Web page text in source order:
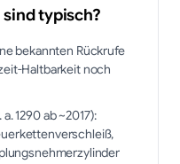
typisch?
bekannten Rückrufe
Haltbarkeit noch
1290 ab ~2017):